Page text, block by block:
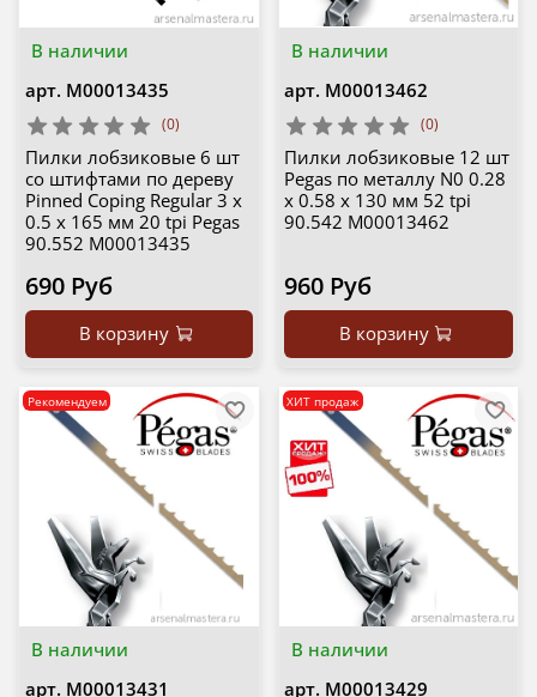
В наличии
арт. М00013435
(0)
Пилки лобзиковые 6 шт
со штифтами по дереву
Pinned Coping Regular 3 х
0.5 х 165 мм 20 tpi Pegas
90.552 М00013435
690 Руб
В корзину
В наличии
арт. М00013462
(0)
Пилки лобзиковые 12 шт
Pegas по металлу N0 0.28
х 0.58 х 130 мм 52 tpi
90.542 М00013462
960 Руб
В корзину
В наличии
Рекомендуем
арт. М00013431
В наличии
ХИТ продаж
арт. М00013429